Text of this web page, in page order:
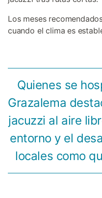
Los meses
cuando el clima es
Quienes se
Grazalema
jacuzzi al aire
entorno y el
locales como